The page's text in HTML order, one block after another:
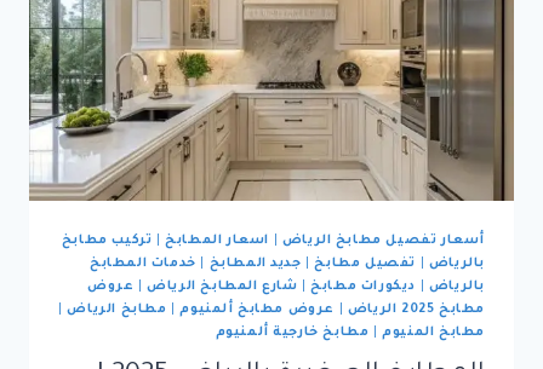
أسعار تفصيل مطابخ الرياض اسعار المطابخ| تركيب مطابخ
بالرياض
تفصيل مطابخ| جديد المطابخ
خدمات المطابخ
بالرياض
ديكورات مطابخ| شارع المطابخ الرياض|
عروض
مطابخ 2025 الرياض
عروض مطابخ ألمنيوم| مطابخ الرياض|
مطابخ المنيوم| مطابخ خارجية ألمنيوم